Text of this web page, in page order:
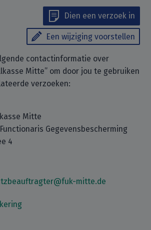
Dien een verzoek in
Een wijziging voorstellen
contactinformatie over
Mitte” om door jou te gebruiken
verzoeken:
Mitte
Gegevensbescherming
4
mitte.de